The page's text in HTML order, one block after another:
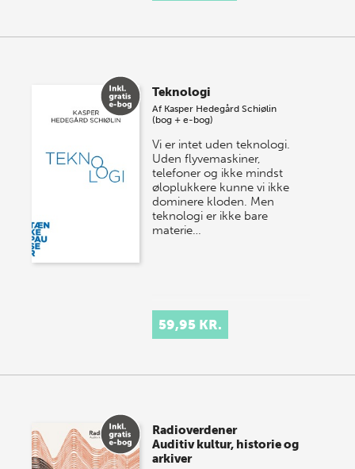
Teknologi
Af Kasper Hedegård Schiølin
(bog + e-bog)
Vi er intet uden teknologi.
Uden flyvemaskiner,
telefoner og ikke mindst
øloplukkere kunne vi ikke
dominere kloden. Men
teknologi er ikke bare
materie…
59,95 KR.
Radioverdener
Auditiv kultur, historie og
arkiver